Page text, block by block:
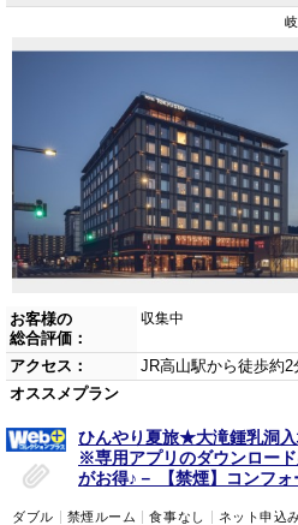
お客様の
総合評価：
収集中
アクセス：
JR高山駅から徒歩約2
オススメプラン
ひんやり夏旅★大滝鍾乳洞
※専用アプリのダウンロー
がお得♪－ 【禁煙】コンフ
ダブル 禁煙ルーム 食事なし ネット申込